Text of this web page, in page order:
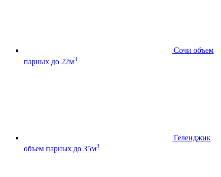
Сочи объем
парных до 22м3
Геленджик
объем парных до 35м3